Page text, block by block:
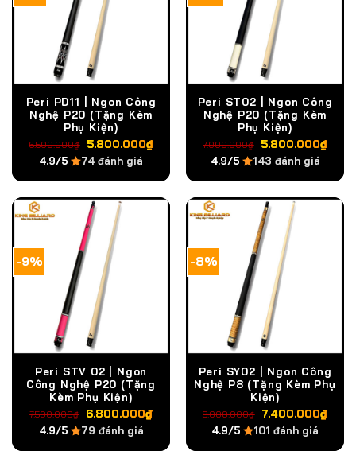
Peri PD11 | Ngon Công
Nghệ P20 (Tặng Kèm
Phụ Kiện)
6.500.000₫ Giá
gốc
là:
6.500.000₫.
5.800.000₫Giá
tại
là:
5.800.000₫.
4.9/5 74 đánh giá
Peri ST02 | Ngon Công
Nghệ P20 (Tặng Kèm
Phụ Kiện)
7.000.000₫ Giá
gốc
là:
7.000.000₫.
5.800.000₫Giá
tại
là:
4.9/5 143 đánh giá
-9%
Peri STV 02 | Ngon
Công Nghệ P20 (Tặng
Kèm Phụ Kiện)
7.500.000₫ Giá
gốc
là:
6.800.000₫Giá
tại
4.9/5 79 đánh giá
-8%
Peri SY02 | Ngon Công
Nghệ P8 (Tặng Kèm Phụ
Kiện)
8.000.000₫ Giá
gốc
là:
7.400.000₫Giá
tại
4.9/5 101 đánh giá